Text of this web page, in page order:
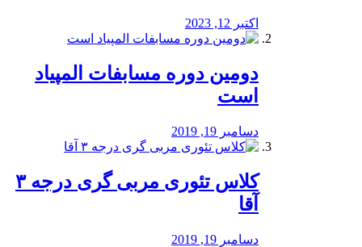
اکتبر 12, 2023
دومین دوره مسابفات المپیاد
است
دسامبر 19, 2019
کلاس تئوری مربی گری درجه ۳
آقا
دسامبر 19, 2019